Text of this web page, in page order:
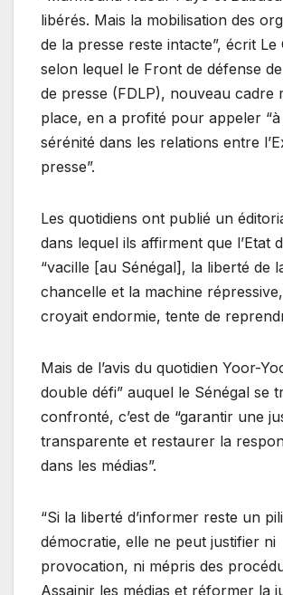
libérés. Mais la mobilisation des
de la presse reste intacte”, écrit Le
selon lequel le Front de défense
de presse (FDLP), nouveau cadre
place, en a profité pour appeler
sérénité dans les relations entre
presse”.
Les quotidiens ont publié un
dans lequel ils affirment que l’Etat
“vacille [au Sénégal], la liberté de
chancelle et la machine
croyait endormie, tente de
Mais de l’avis du quotidien Yoor-
double défi” auquel le Sénégal se
confronté, c’est de “garantir une
transparente et restaurer la
dans les médias”.
“Si la liberté d’informer reste un
démocratie, elle ne peut justifier ni
provocation, ni mépris des
Assainir les médias et réformer la